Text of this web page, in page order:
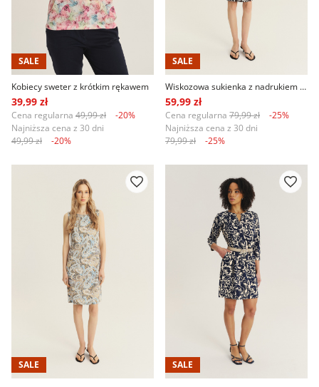
SALE
Kobiecy sweter z krótkim rękawem
39,99 zł
Cena regularna 49,99 zł
-20%
Najniższa cena z 30 dni
49,99 zł
-20%
SALE
Wiskozowa sukienka z nadrukiem tropic
59,99 zł
Cena regularna 79,99 zł
-25%
Najniższa cena z 30 dni
79,99 zł
-25%
SALE SALE